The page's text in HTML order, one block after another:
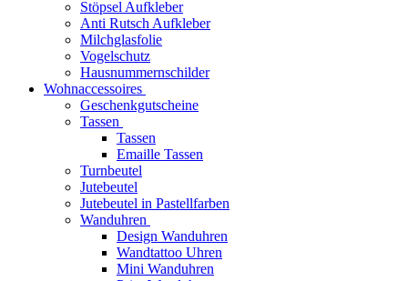
Stöpsel Aufkleber
Anti Rutsch Aufkleber
Milchglasfolie
Vogelschutz
Hausnummernschilder
Wohnaccessoires
Geschenkgutscheine
Tassen
Tassen
Emaille Tassen
Turnbeutel
Jutebeutel
Jutebeutel in Pastellfarben
Wanduhren
Design Wanduhren
Wandtattoo Uhren
Mini Wanduhren